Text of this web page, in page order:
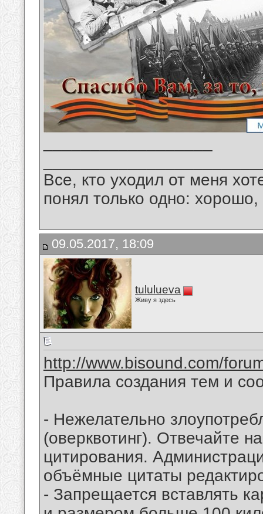
Все, кто уходил от меня
понял только одно:
09.05.2017, 18:09
tululueva
Живу я здесь
http://www.bisound.com/
Правила создания тем и
- Нежелательно
(оверквотинг). Отвечайте
цитирования.
объёмные цитаты
- Запрещается вставлять